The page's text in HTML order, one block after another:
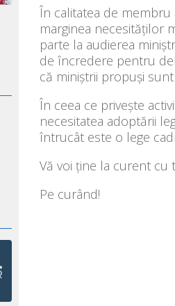
În calitatea de
marginea necesităților
parte la audierea
de încredere pentru
că miniștrii propuși
În ceea ce privește
necesitatea adoptării
întrucât este o lege
Vă voi ține la curent cu
Pe curând!